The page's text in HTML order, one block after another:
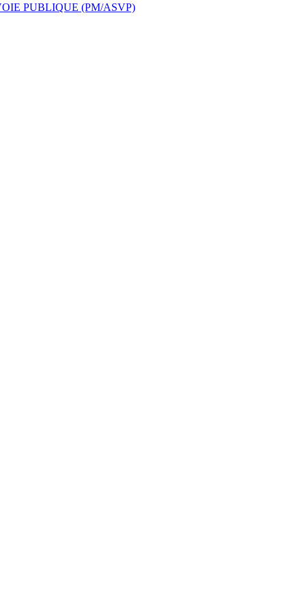
PUBLIQUE (PM/ASVP)